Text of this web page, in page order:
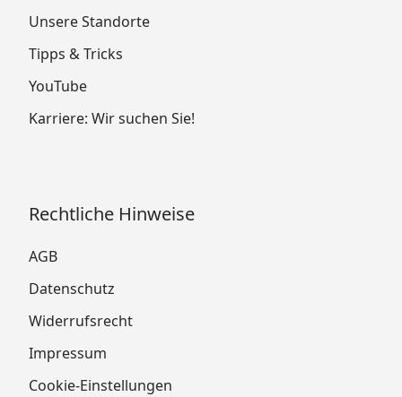
Unsere Standorte
Tipps & Tricks
YouTube
Karriere: Wir suchen Sie!
Rechtliche Hinweise
AGB
Datenschutz
Widerrufsrecht
Impressum
Cookie-Einstellungen